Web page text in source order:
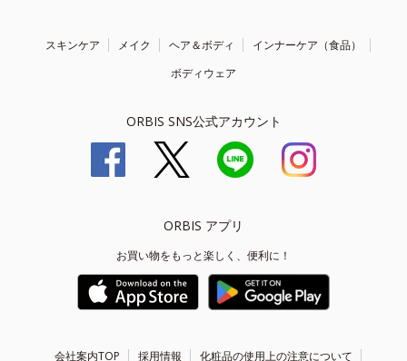
スキンケア メイク ヘア＆ボディ
インナーケア（食品）
ボディウェア
ORBIS SNS公式アカウント
ORBIS アプリ
お買い物をもっと楽しく、便利に！
会社案内TOP 採用情報 化粧品の使用上の注意について